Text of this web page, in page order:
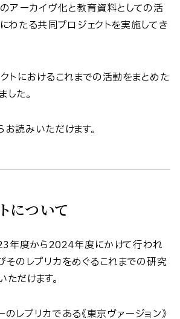
アーカイヴ化と教育資料としての活
わたる共同プロジェクトを実施してき
トにおけるこれまでの活動をまとめた
た。
お読みいただけます。
について
年度から2024年度にかけて行われ
そのレプリカをめぐるこれまでの研究
だけます。
レプリカである《東京ヴァージョン》